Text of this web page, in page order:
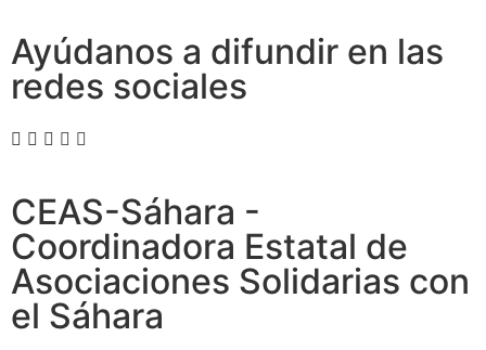
Ayúdanos a difundir en las
redes sociales
CEAS-Sáhara -
Coordinadora Estatal de
Asociaciones Solidarias con
el Sáhara